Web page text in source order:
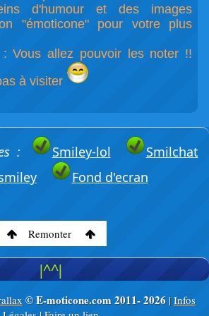
d'humour et des images
"émoticone" pour votre plus
: Vous allez pouvoir les noter !!
à visiter
: Smiley-lol
Smilchat
Fond d'ecran
Remonter
|^^|
© E-moticone.com 2011-2026 | Infos